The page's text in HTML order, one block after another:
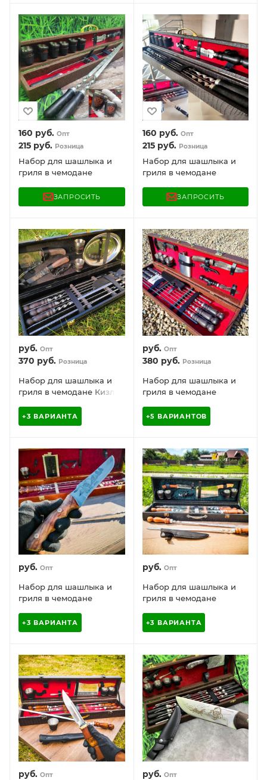
160 руб. Опт
215 руб. Розница
Набор для шашлыка и
гриля в чемодане
Кизляр России, 11
предметов
ЗАПРОСИТЬ
160 руб. Опт
215руб. Розница
Набор для шашлыка и
гриля в чемодане
Кизляр России, 10
предметов
ЗАПРОСИТЬ
руб. Опт
370 руб. Розница
Набор для шашлыка и
гриля в чемодане Кизляр
предметов с
декоративной строчкой
+3 ВАРИАНТА
руб. Опт
380 руб. Розница
Набор для шашлыка и
гриля в чемодане
России, 19 предметов
+5 ВАРИАНТОВ
руб. Опт
Набор для шашлыка и
гриля в чемодане
+3 ВАРИАНТА
руб. Опт
Набор для шашлыка и
гриля в чемодане
+3 ВАРИАНТА
руб. Опт руб. Опт